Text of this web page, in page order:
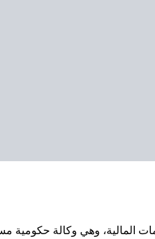
المالية، وهي وكالة حكومية